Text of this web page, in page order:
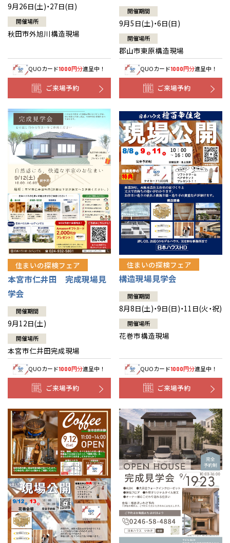
9月26日(土)・27日(日)
開催場所
秋田市外旭川構造現場
QUOカード1000円分進呈中！
ご来場予約
開催期間
9月5日(土)・6日(日)
開催場所
郡山市東原構造現場
QUOカード1000円分進呈中！
ご来場予約
住まいの探検フェア
本宮市仁井田 完成現場見
学会
開催期間
9月12日(土)
開催場所
本宮市仁井田完成現場
QUOカード1000円分進呈中！
ご来場予約
住まいの探検フェア
構造現場見学会
開催期間
8月8日(土)・9日(日)・11日(火・祝)
開催場所
花巻市構造現場
QUOカード1000円分進呈中！
ご来場予約